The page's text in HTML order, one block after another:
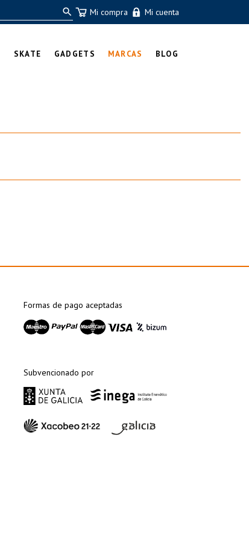
Mi compra Mi cuenta
SKATE GADGETS MARCAS BLOG
Formas de pago aceptadas
Subvencionado por